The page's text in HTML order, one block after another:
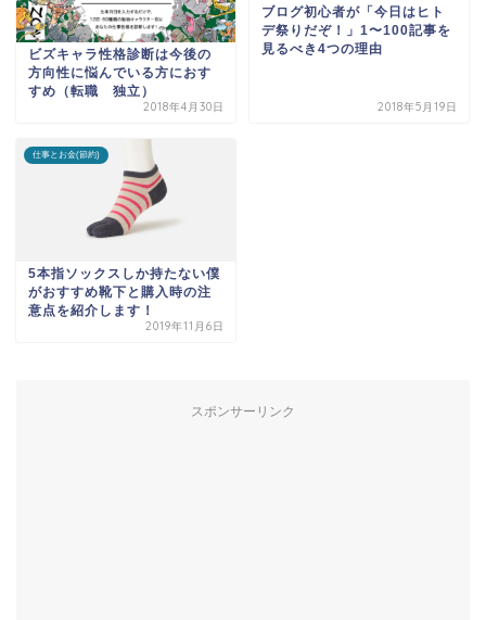
ビズキャラ性格診断は今後の
方向性に悩んでいる方におす
すめ（転職 独立）
2018年4月30日
ブログ初心者が「今日はヒト
デ祭りだぞ！」1〜100記事を
見るべき4つの理由
2018年5月19日
仕事とお金(節約)
5本指ソックスしか持たない僕
がおすすめ靴下と購入時の注
意点を紹介します！
2019年11月6日
スポンサーリンク